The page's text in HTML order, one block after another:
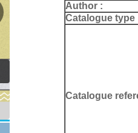
Author :
Catalogue type
Catalogue